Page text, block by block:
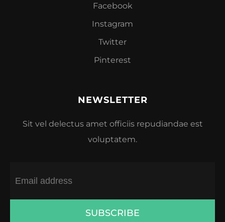
Facebook
Instagram
Twitter
Pinterest
NEWSLETTER
Sit vel delectus amet officiis repudiandae est
voluptatem.
SUBSCRIBE